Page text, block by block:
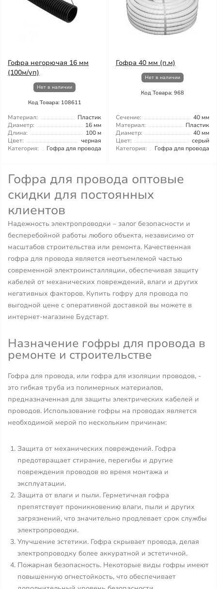
Гофра негорючая 16 мм
(100м/уп)
Нет в наличии
Код Товара: 108611
Материал:
Пластик
Диаметр:
16 мм
Длина:
100 м
Цвет:
черная
Категория:
Гофра для провода
Гофра 40 мм (п.м)
Нет в наличии
Код Товара: 968
Сечение:
40 мм
Материал:
Пластик
Диаметр:
40 мм
Цвет:
серый
Категория:
Гофра для провода
Гофра для провода оптовые
скидки для постоянных
клиентов
Надежность электропроводки – залог безопасности и
бесперебойной работы любого объекта, независимо от
масштабов строительства или ремонта. Качественная
гофра для провода является неотъемлемой частью
современной электроинсталляции, обеспечивая защиту
кабелей от механических повреждений, влаги и других
негативных факторов. Купить гофру для провода по
выгодной цене с оперативной доставкой вы можете в
интернет-магазине Будстарт.
Назначение гофры для провода в
ремонте и строительстве
Гофра для провода, или гофра для изоляции проводов, -
это гибкая труба из полимерных материалов,
предназначенная для защиты электрических кабелей и
проводов. Использование гофры на проводах является
необходимой мерой по нескольким причинам:
Защита от механических повреждений. Гофра
предотвращает стирание, перегибы и другие
повреждения проводов во время монтажа и
эксплуатации.
Защита от влаги и пыли. Герметичная гофра
препятствует проникновению влаги, пыли и других
загрязнений, что значительно продлевает срок службы
электропроводки.
Улучшение эстетики. Гофра скрывает провода, делая
электропроводку более аккуратной и эстетичной.
Пожарная безопасность. Некоторые виды гофры имеют
повышенную огнестойкость, что обеспечивает